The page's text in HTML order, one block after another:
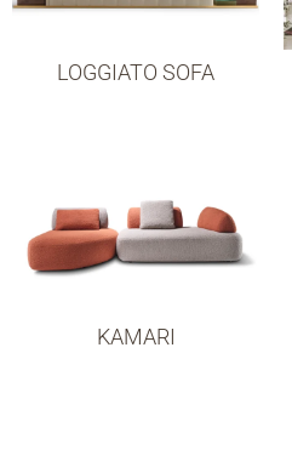
LOGGIATO SOFA
KAMARI